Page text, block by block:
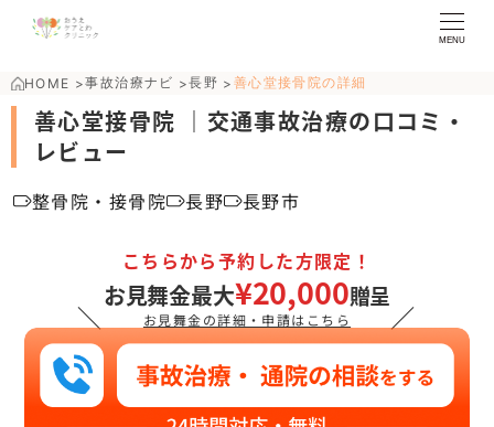
MENU
HOME >事故治療ナビ >長野 > 善心堂接骨院の詳細
善心堂接骨院 ｜交通事故治療の口コミ・
レビュー
整骨院・接骨院 長野 長野市
＼
こちらから予約した方限定！
お見舞金最大¥20,000贈呈
お見舞金の詳細・申請はこちら ／